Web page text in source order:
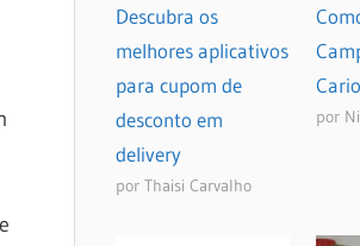
Descubra os
melhores aplicativos
para cupom de
desconto em
delivery
por Thaisi Carvalho
por